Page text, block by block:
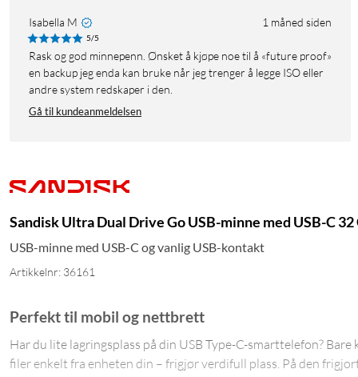
Isabella M 1 måned siden
5/5
Rask og god minnepenn. Ønsket å kjøpe noe til å «future proof»
en backup jeg enda kan bruke når jeg trenger å legge ISO eller
andre system redskaper i den.
Gå til kundeanmeldelsen
Sandisk Ultra Dual Drive Go USB-minne med USB-C 32
USB-minne med USB-C og vanlig USB-kontakt
Artikkelnr: 36161
Perfekt til mobil og nettbrett
Har du lite lagringsplass på din USB Type-C-smarttelefon?
filer enkelt fra enheten din – frigjør verdifull plass. På den